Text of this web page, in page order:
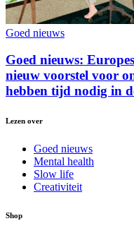
Goed nieuws
Goed nieuws:
nieuw voorstel voor
hebben tijd nodig in
Lezen over
Goed nieuws
Mental health
Slow life
Creativiteit
Shop